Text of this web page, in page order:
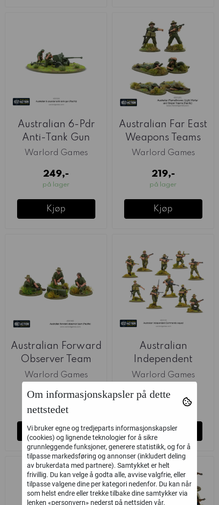
Australian 6-Pdr
Anti-Tank Gun
(Warlord)
Warlord Games
249,-
på lager
Kjøp
Australian Far East
Weapons Teams
(Warlord)
Warlord Games
219,-
på lager
Kjøp
Australian Forward
Observer Team
(Warlord)
Warlord Games
99,-
på lager
Kjøp
Australian
Independent
Commando Section
Warlord Games
349,-
Kjøp
Om informasjonskapsler på dette
nettstedet
Vi bruker egne og tredjeparts informasjonskapsler
(cookies) og lignende teknologier for å sikre
grunnleggende funksjoner, generere statistikk, og for å
tilpasse markedsføring og annonser (inkludert deling
av brukerdata med partnere). Samtykket er helt
frivillig. Du kan velge å godta alle, avvise valgfrie, eller
tilpasse valgene dine per kategori nedenfor. Du kan når
som helst endre eller trekke tilbake dine samtykker via
lenken «personvern» nederst på nettsiden vår.